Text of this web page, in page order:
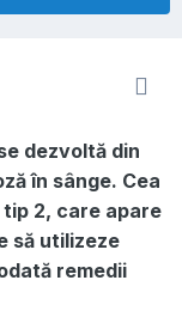
dezvoltă din
în sânge. Cea
2, care apare
să utilizeze
remedii